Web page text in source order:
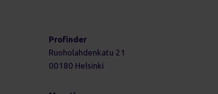
Profinder
Ruoholahdenkatu 21
00180 Helsinki